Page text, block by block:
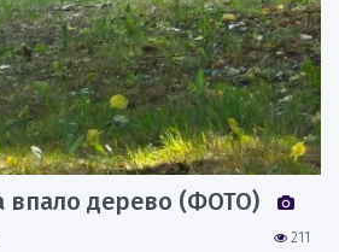
впало дерево (ФОТО)
211